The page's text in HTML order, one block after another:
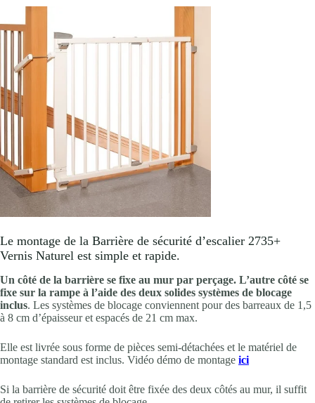
Le montage de la Barrière de sécurité d’escalier 2735+
Vernis Naturel est simple et rapide.
Un côté de la barrière se fixe au mur par perçage. L’autre côté se
fixe sur la rampe à l’aide des deux solides systèmes de blocage
inclus. Les systèmes de blocage conviennent pour des barreaux de 1,5
à 8 cm d’épaisseur et espacés de 21 cm max.
Elle est livrée sous forme de pièces semi-détachées et le matériel de
montage standard est inclus. Vidéo démo de montage ici
Si la barrière de sécurité doit être fixée des deux côtés au mur, il suffit